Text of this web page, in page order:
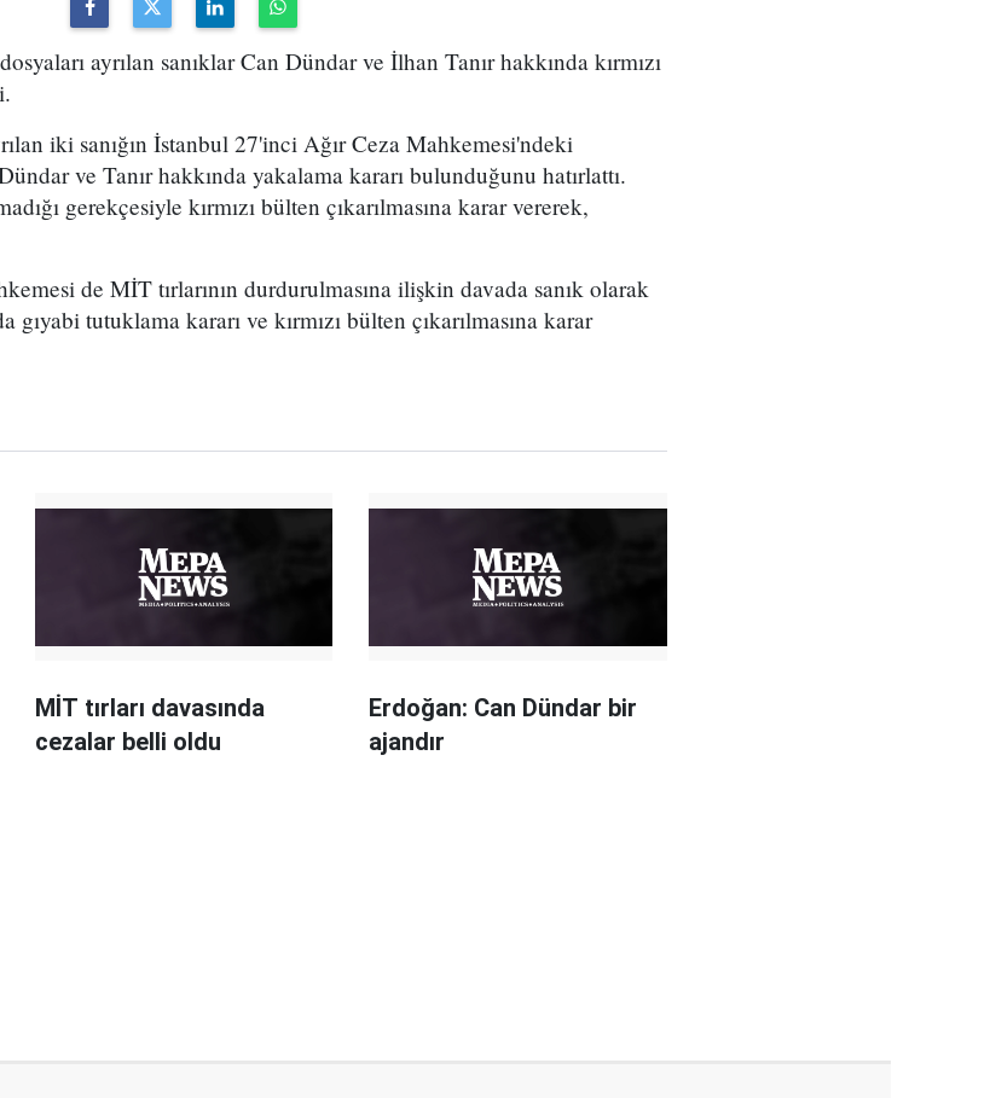
ayrılan sanıklar Can Dündar ve İlhan Tanır hakkında kırmızı
iki sanığın İstanbul 27'inci Ağır Ceza Mahkemesi'ndeki
ve Tanır hakkında yakalama kararı bulunduğunu hatırlattı.
gerekçesiyle kırmızı bülten çıkarılmasına karar vererek,
de MİT tırlarının durdurulmasına ilişkin davada sanık olarak
gıyabi tutuklama kararı ve kırmızı bülten çıkarılmasına karar
MİT tırları davasında
cezalar belli oldu
Erdoğan: Can Dündar bir
ajandır